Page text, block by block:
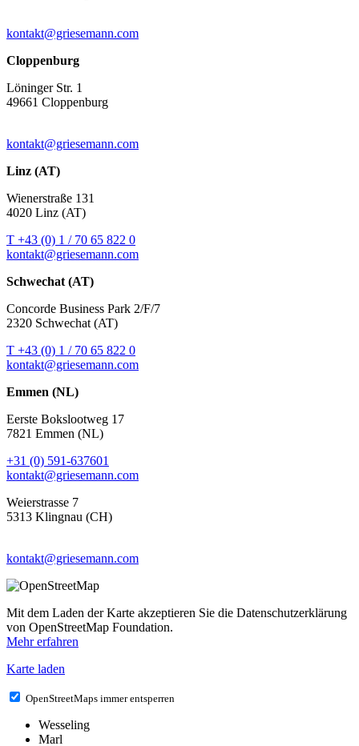
kontakt@griesemann.com
Cloppenburg
Löninger Str. 1
49661 Cloppenburg
kontakt@griesemann.com
Linz (AT)
Wienerstraße 131
4020 Linz (AT)
T +43 (0) 1 / 70 65 822 0
kontakt@griesemann.com
Schwechat (AT)
Concorde Business Park 2/F/7
2320 Schwechat (AT)
T +43 (0) 1 / 70 65 822 0
kontakt@griesemann.com
Emmen (NL)
Eerste Bokslootweg 17
7821 Emmen (NL)
+31 (0) 591-637601
kontakt@griesemann.com
Weierstrasse 7
5313 Klingnau (CH)
kontakt@griesemann.com
Mit dem Laden der Karte akzeptieren Sie die Datenschutzerklärung
von OpenStreetMap Foundation.
Mehr erfahren
Karte laden
OpenStreetMaps immer entsperren
Wesseling
Marl